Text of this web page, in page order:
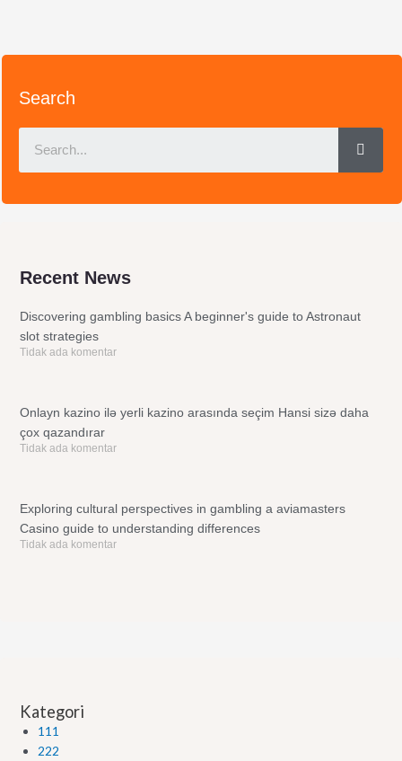
Search
Recent News
Discovering gambling basics A beginner's guide to Astronaut
slot strategies
Tidak ada komentar
Onlayn kazino ilə yerli kazino arasında seçim Hansi sizə daha
çox qazandırar
Tidak ada komentar
Exploring cultural perspectives in gambling a aviamasters
Casino guide to understanding differences
Tidak ada komentar
Kategori
111
222